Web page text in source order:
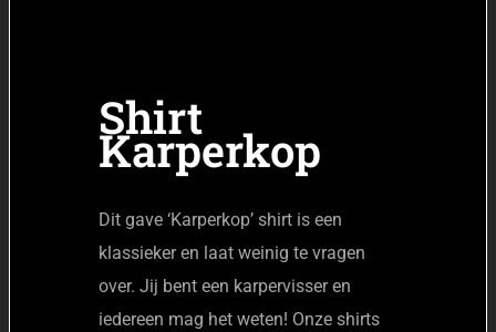
Shirt
Karperkop
Dit gave ‘Karperkop’ shirt is een
klassieker en laat weinig te vragen
over. Jij bent een karpervisser en
iedereen mag het weten! Onze shirts